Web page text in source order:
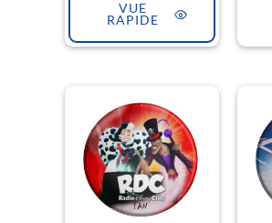
VUE
RAPIDE
de
prix :
€1.30
à
€4.50
produit
a
plusieurs
variations.